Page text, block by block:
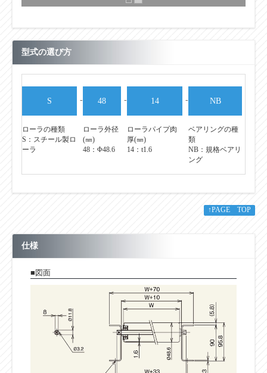
型式の選び方
S
ローラの種類
S：スチール製ロ
ーラ
- 48
ローラ外径
(㎜)
48：Φ48.6
- 14
ローラパイプ肉
厚(㎜)
14：t1.6
- NB
ベアリングの種
類
NB：規格ベアリ
ング
↑PAGE TOP
仕様
■図面